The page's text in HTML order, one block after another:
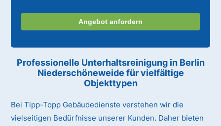
Angebot anfordern
Professionelle Unterhaltsreinigung in Berlin
Niederschöneweide für vielfältige
Objekttypen
Bei Tipp-Topp Gebäudedienste verstehen wir die
vielseitigen Bedürfnisse unserer Kunden. Daher bieten